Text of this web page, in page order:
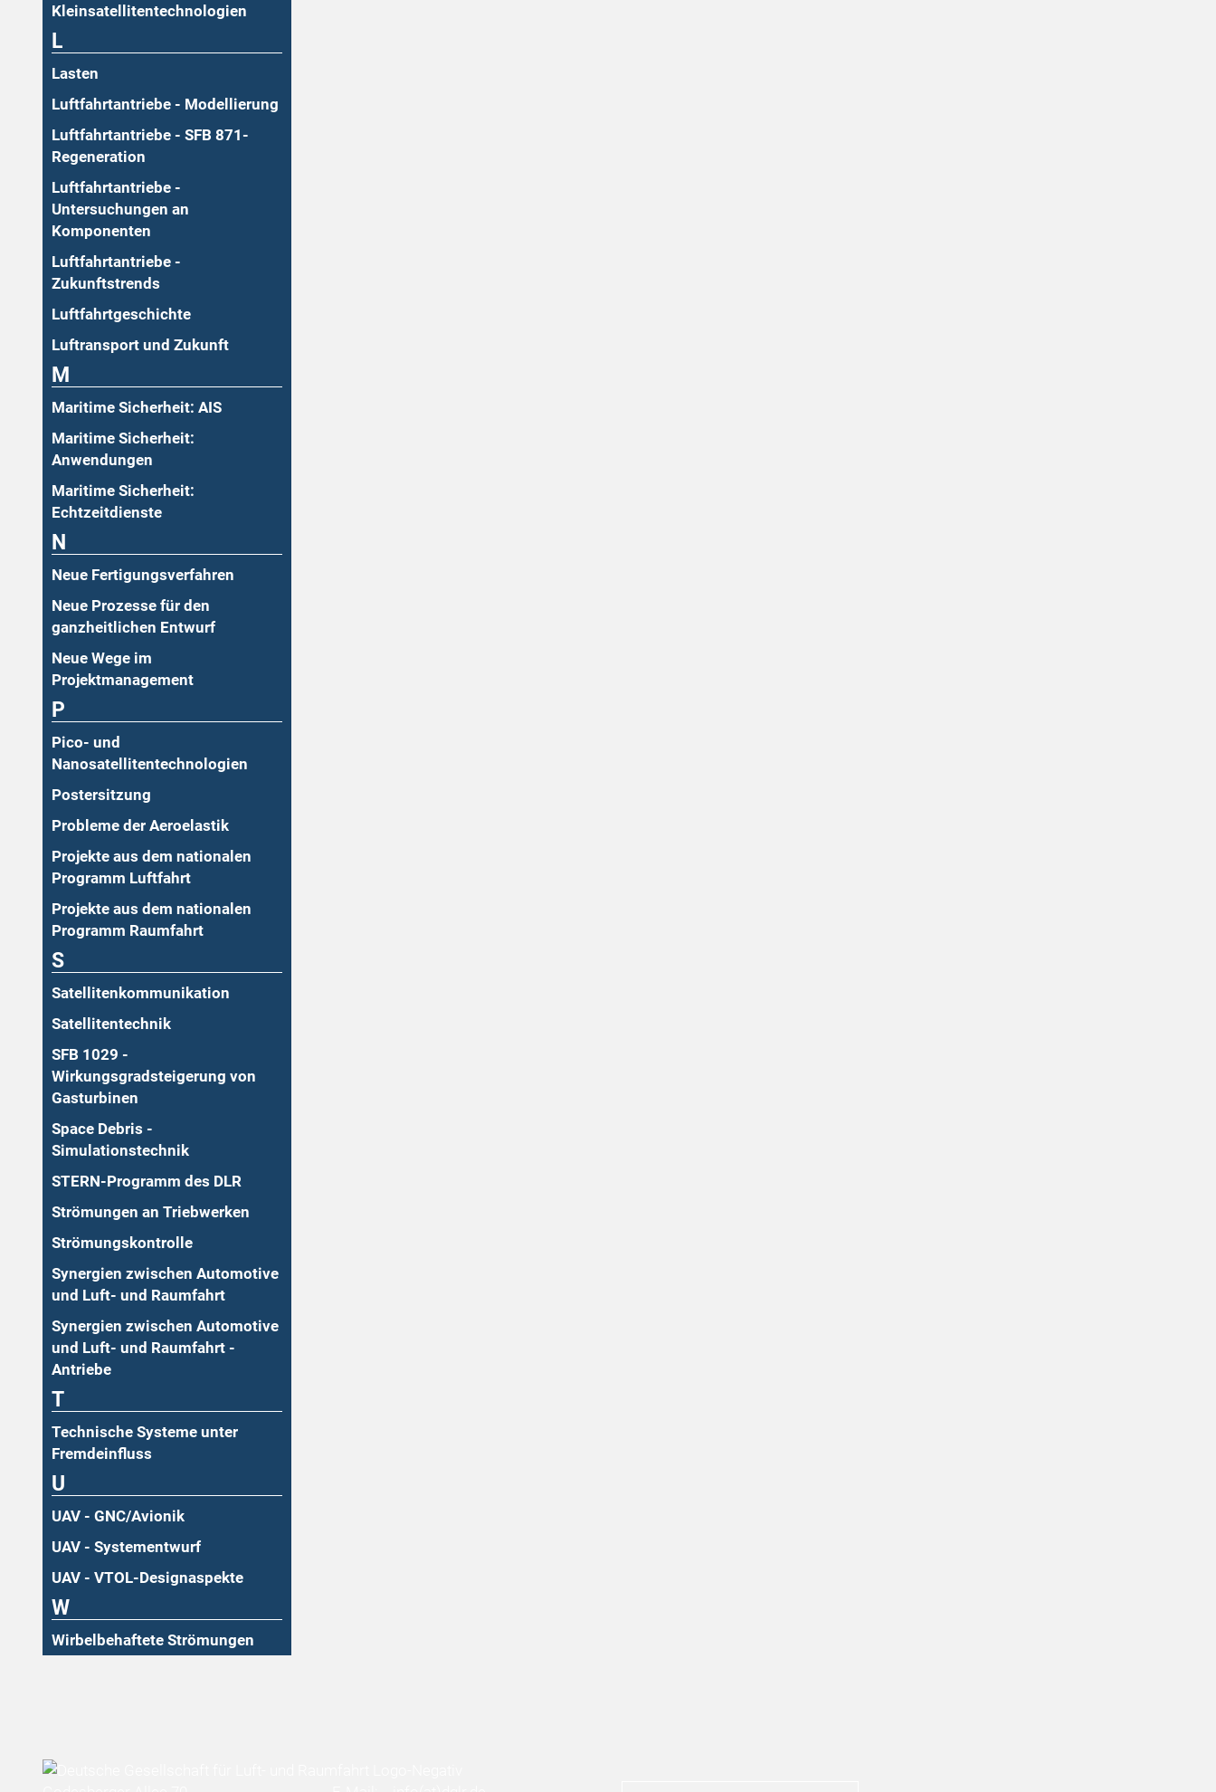
Kleinsatellitentechnologien
L
Lasten
Luftfahrtantriebe - Modellierung
Luftfahrtantriebe - SFB 871-
Regeneration
Luftfahrtantriebe -
Untersuchungen an
Komponenten
Luftfahrtantriebe -
Zukunftstrends
Luftfahrtgeschichte
Luftransport und Zukunft
M
Maritime Sicherheit: AIS
Maritime Sicherheit:
Anwendungen
Maritime Sicherheit:
Echtzeitdienste
N
Neue Fertigungsverfahren
Neue Prozesse für den
ganzheitlichen Entwurf
Neue Wege im
Projektmanagement
P
Pico- und
Nanosatellitentechnologien
Postersitzung
Probleme der Aeroelastik
Projekte aus dem nationalen
Programm Luftfahrt
Projekte aus dem nationalen
Programm Raumfahrt
S
Satellitenkommunikation
Satellitentechnik
SFB 1029 -
Wirkungsgradsteigerung von
Gasturbinen
Space Debris -
Simulationstechnik
STERN-Programm des DLR
Strömungen an Triebwerken
Strömungskontrolle
Synergien zwischen Automotive
und Luft- und Raumfahrt
Synergien zwischen Automotive
und Luft- und Raumfahrt -
Antriebe
T
Technische Systeme unter
Fremdeinfluss
U
UAV - GNC/Avionik
UAV - Systementwurf
UAV - VTOL-Designaspekte
W
Wirbelbehaftete Strömungen